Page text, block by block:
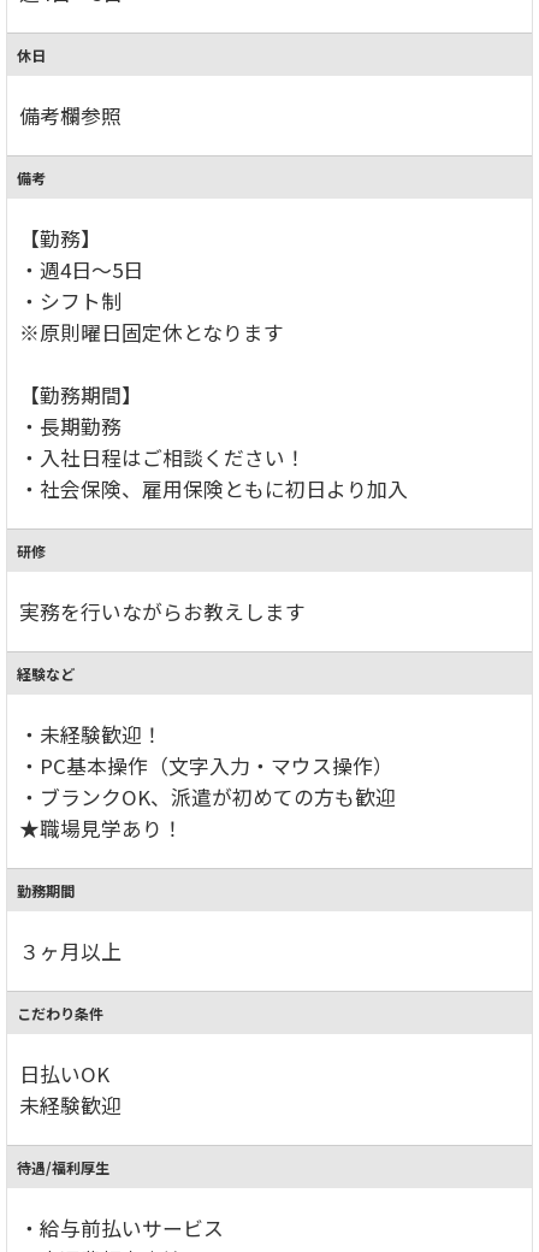
休日
備考欄参照
備考
【勤務】
・週4日～5日
・シフト制
※原則曜日固定休となります
【勤務期間】
・長期勤務
・入社日程はご相談ください！
・社会保険、雇用保険ともに初日より加入
研修
実務を行いながらお教えします
経験など
・未経験歓迎！
・PC基本操作（文字入力・マウス操作）
・ブランクOK、派遣が初めての方も歓迎
★職場見学あり！
勤務期間
３ヶ月以上
こだわり条件
日払いOK
未経験歓迎
待遇/福利厚生
・給与前払いサービス